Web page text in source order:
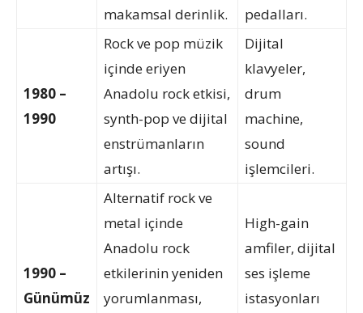
makamsal derinlik.
pedalları.
1980 –
1990
Rock ve pop müzik
içinde eriyen
Anadolu rock etkisi,
synth-pop ve dijital
enstrümanların
artışı.
Dijital
klavyeler,
drum
machine,
sound
işlemcileri.
1990 –
Günümüz
Alternatif rock ve
metal içinde
Anadolu rock
etkilerinin yeniden
yorumlanması,
High-gain
amfiler, dijital
ses işleme
istasyonları